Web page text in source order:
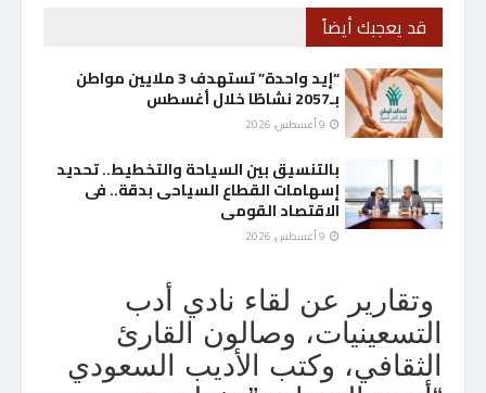
قد يعجبك أيضاً
“إيد واحدة” تستهدف 3 ملايين مواطن
بـ2057 نشاطًا خلال أغسطس
بالتنسيق بين السياحة والتخطيط.. تحديد
إسهامات القطاع السياحى بدقة.. فى
الاقتصاد القومى
وتقارير عن لقاء نادي أدب
التسعينيات، وصالون القارئ
الثقافي، وكتب الأديب السعودي